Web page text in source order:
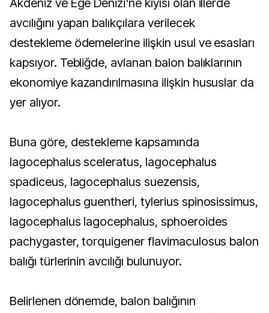
Akdeniz ve Ege Denizi'ne kıyısı olan illerde
avcılığını yapan balıkçılara verilecek
destekleme ödemelerine ilişkin usul ve esasları
kapsıyor. Tebliğde, avlanan balon balıklarının
ekonomiye kazandırılmasına ilişkin hususlar da
yer alıyor.
Buna göre, destekleme kapsamında
lagocephalus sceleratus, lagocephalus
spadiceus, lagocephalus suezensis,
lagocephalus guentheri, tylerius spinosissimus,
lagocephalus lagocephalus, sphoeroides
pachygaster, torquigener flavimaculosus balon
balığı türlerinin avcılığı bulunuyor.
Belirlenen dönemde, balon balığının